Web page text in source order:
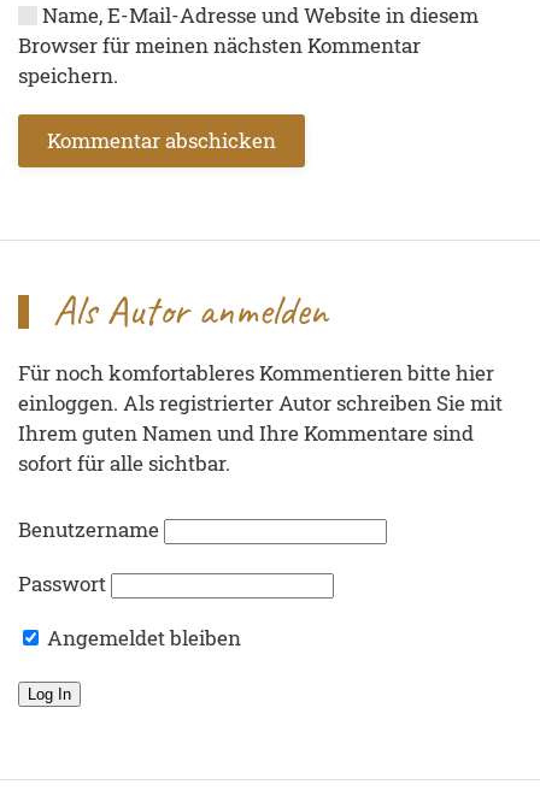
Name, E-Mail-Adresse und Website in diesem
Browser für meinen nächsten Kommentar
speichern.
Kommentar abschicken
Als Autor anmelden
Für noch komfortableres Kommentieren bitte hier
einloggen. Als registrierter Autor schreiben Sie mit
Ihrem guten Namen und Ihre Kommentare sind
sofort für alle sichtbar.
Benutzername
Passwort
Angemeldet bleiben